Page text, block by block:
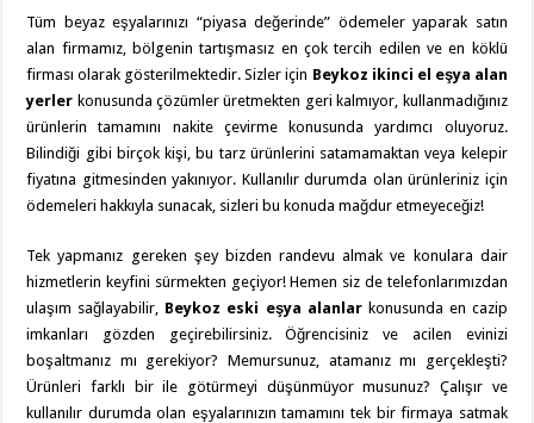
Tüm beyaz eşyalarınızı “piyasa değerinde” ödemeler yaparak satın
alan firmamız, bölgenin tartışmasız en çok tercih edilen ve en köklü
firması olarak gösterilmektedir. Sizler için Beykoz ikinci el eşya alan
yerler konusunda çözümler üretmekten geri kalmıyor, kullanmadığınız
ürünlerin tamamını nakite çevirme konusunda yardımcı oluyoruz.
Bilindiği gibi birçok kişi, bu tarz ürünlerini satamamaktan veya kelepir
fiyatına gitmesinden yakınıyor. Kullanılır durumda olan ürünleriniz için
ödemeleri hakkıyla sunacak, sizleri bu konuda mağdur etmeyeceğiz!
Tek yapmanız gereken şey bizden randevu almak ve konulara dair
hizmetlerin keyfini sürmekten geçiyor! Hemen siz de telefonlarımızdan
ulaşım sağlayabilir, Beykoz eski eşya alanlarkonusunda en cazip
imkanları gözden geçirebilirsiniz. Öğrencisiniz ve acilen evinizi
boşaltmanız mı gerekiyor? Memursunuz, atamanız mı gerçekleşti?
Ürünleri farklı bir ile götürmeyi düşünmüyor musunuz? Çalışır ve
kullanılır durumda olan eşyalarınızın tamamını tek bir firmaya satmak